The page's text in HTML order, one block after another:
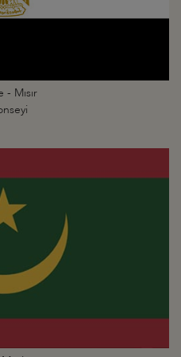
- Mısır